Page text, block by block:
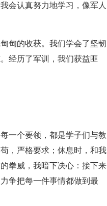
会认真努力地学习，像军人
甸的收获。我们学会了坚韧
经历了军训，我们获益匪
一个要领，都是学子们与教
，严格要求；休息时，和我
拳威，我暗下决心：接下来
争把每一件事情都做到最